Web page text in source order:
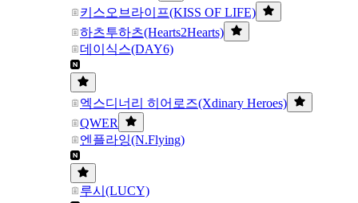
키스오브라이프(KISS OF LIFE)
하츠투하츠(Hearts2Hearts)
데이식스(DAY6)
엑스디너리 히어로즈(Xdinary Heroes)
QWER
엔플라잉(N.Flying)
루시(LUCY)